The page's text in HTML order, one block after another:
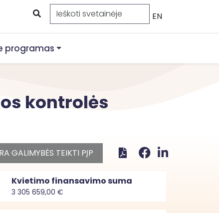
EN
programas
kontrolės
GALIMYBĖS TEIKTI PĮP
Kvietimo finansavimo suma
3 305 659,00 €